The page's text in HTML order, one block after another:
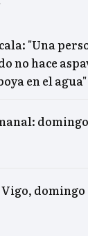
"Una
no hace
en el agua"
domingo